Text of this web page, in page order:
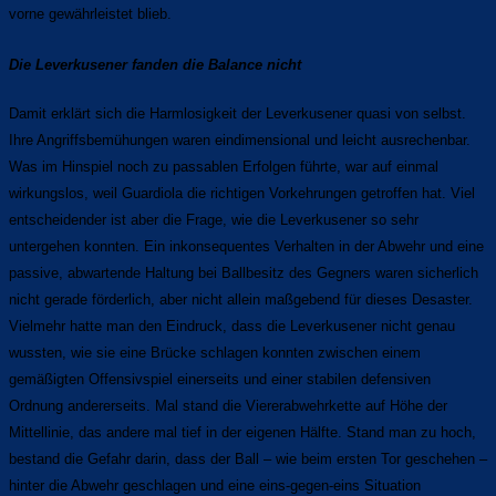
vorne gewährleistet blieb.
Die Leverkusener fanden die Balance nicht
Damit erklärt sich die Harmlosigkeit der Leverkusener quasi von selbst.
Ihre Angriffsbemühungen waren eindimensional und leicht ausrechenbar.
Was im Hinspiel noch zu passablen Erfolgen führte, war auf einmal
wirkungslos, weil Guardiola die richtigen Vorkehrungen getroffen hat. Viel
entscheidender ist aber die Frage, wie die Leverkusener so sehr
untergehen konnten. Ein inkonsequentes Verhalten in der Abwehr und eine
passive, abwartende Haltung bei Ballbesitz des Gegners waren sicherlich
nicht gerade förderlich, aber nicht allein maßgebend für dieses Desaster.
Vielmehr hatte man den Eindruck, dass die Leverkusener nicht genau
wussten, wie sie eine Brücke schlagen konnten zwischen einem
gemäßigten Offensivspiel einerseits und einer stabilen defensiven
Ordnung andererseits. Mal stand die Viererabwehrkette auf Höhe der
Mittellinie, das andere mal tief in der eigenen Hälfte. Stand man zu hoch,
bestand die Gefahr darin, dass der Ball – wie beim ersten Tor geschehen –
hinter die Abwehr geschlagen und eine eins-gegen-eins Situation